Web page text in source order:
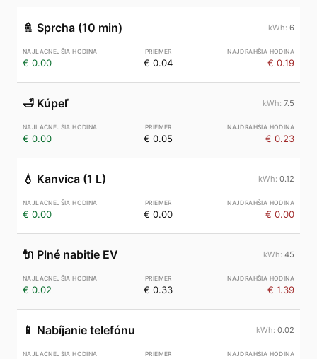
🚿 Sprcha (10 min) 6
€ 0.00 € 0.04 € 0.19
🛁 Kúpeľ 7.5
€ 0.00 € 0.05 € 0.23
💧 Kanvica (1 L) 0.12
€ 0.00 € 0.00 € 0.00
🔌 Plné nabitie EV 45
€ 0.02 € 0.33 € 1.39
📱 Nabíjanie telefónu 0.02